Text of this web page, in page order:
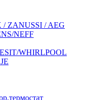
ZANUSSI / AEG
NEFF
WHIRLPOOL